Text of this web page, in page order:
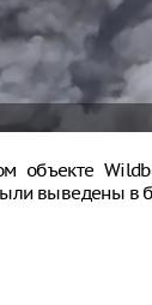
объекте
выведены в